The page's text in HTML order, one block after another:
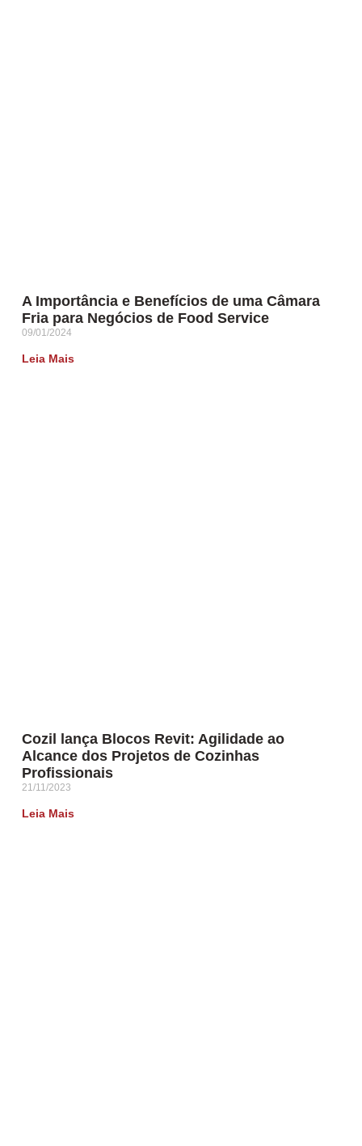
A Importância e Benefícios de uma Câmara
Fria para Negócios de Food Service
09/01/2024
Leia Mais
Cozil lança Blocos Revit: Agilidade ao
Alcance dos Projetos de Cozinhas
Profissionais
21/11/2023
Leia Mais